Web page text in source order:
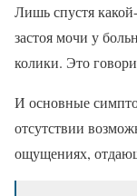
Лишь спустя
застоя мочи у
колики. Это
И основные
отсутствии
ощущениях,